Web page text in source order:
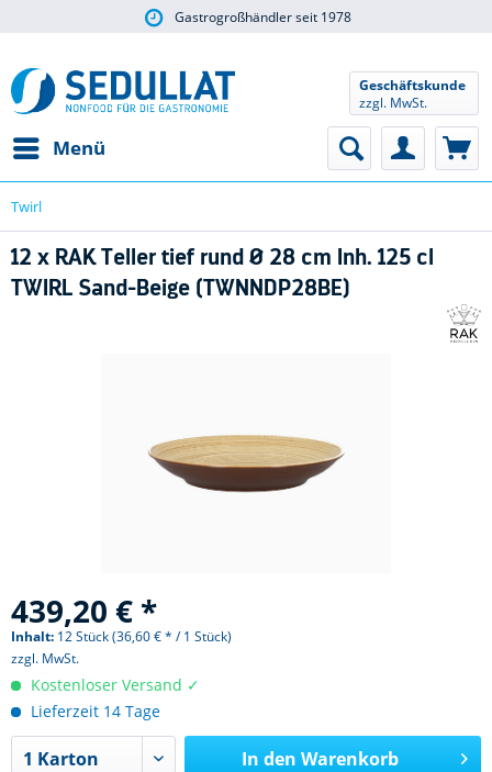
Gastrogroßhändler seit 1978
Menü
Geschäftskunde
zzgl. MwSt.
Twirl
12 x RAK Teller tief rund Ø 28 cm Inh. 125 cl
TWIRL Sand-Beige (TWNNDP28BE)
439,20 € *
Inhalt: 12 Stück (36,60 € * / 1 Stück)
zzgl. MwSt.
Kostenloser Versand ✓
Lieferzeit 14 Tage
In den Warenkorb